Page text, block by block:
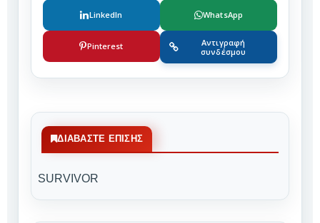
LinkedIn WhatsApp
Pinterest
Αντιγραφή
συνδέσμου
ΔΙΑΒΆΣΤΕ ΕΠΊΣΗΣ
SURVIVOR